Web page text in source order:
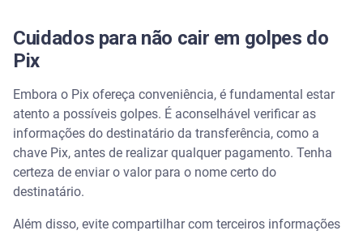
Cuidados para não cair em golpes do
Pix
Embora o Pix ofereça conveniência, é fundamental estar
atento a possíveis golpes. É aconselhável verificar as
informações do destinatário da transferência, como a
chave Pix, antes de realizar qualquer pagamento. Tenha
certeza de enviar o valor para o nome certo do
destinatário.
Além disso, evite compartilhar com terceiros informações